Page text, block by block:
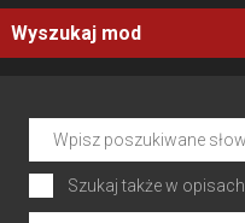
Wyszukaj mod
Szukaj także w opisach